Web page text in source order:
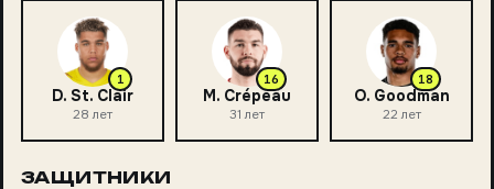
1
D. St. Clair
28 лет
16
M. Crépeau
31 лет
18
O. Goodman
22 лет
ЗАЩИТНИКИ